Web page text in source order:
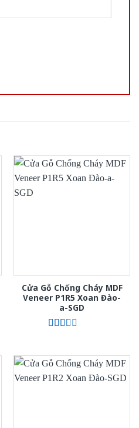
Cửa Gỗ Chống Cháy MDF
Veneer P1R5 Xoan Đào-
a-SGD
hạng
2.00
5
sao